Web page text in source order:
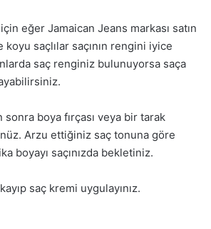
eğer Jamaican Jeans markası satın
koyu saçlılar saçının rengini iyice
saç renginiz bulunuyorsa saça
sonra boya fırçası veya bir tarak
Arzu ettiğiniz saç tonuna göre
boyayı saçınızda bekletiniz.
saç kremi uygulayınız.